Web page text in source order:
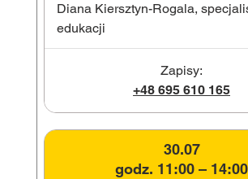
Diana Kiersztyn-Rogala,
edukacji
Zapisy:
+48 695 610 165
30.07
godz. 11:00 – 14:00